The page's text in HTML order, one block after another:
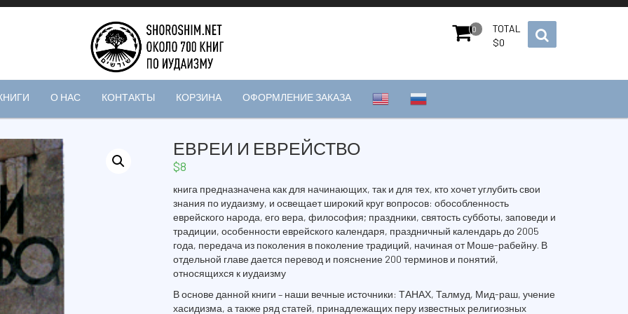
0
TOTAL
$0
О НАС КОНТАКТЫ КОРЗИНА ОФОРМЛЕНИЕ ЗАКАЗА
ЕВРЕИ И ЕВРЕЙСТВО
$8
книга предназначена как для начинающих, так и для тех, кто хочет углубить свои
знания по иудаизму, и освещает широкий круг вопросов: обособленность
еврейского народа, его вера, философия; праздники, святость субботы, заповеди и
традиции, особенности еврейского календаря, праздничный календарь до 2005
года, передача из поколения в поколение традиций, начиная от Моше-рабейну. В
отдельной главе дается перевод и пояснение 200 терминов и понятий,
относящихся к иудаизму
В основе данной книги – наши вечные источники: ТАНАХ, Талмуд, Мид-раш, учение
хасидизма, а также ряд статей, принадлежащих перу известных религиозных